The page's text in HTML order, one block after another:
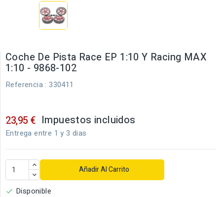
Coche De Pista Race EP 1:10 Y Racing MAX
1:10 - 9868-102
Referencia : 330411
23,95 € Impuestos incluidos
Entrega entre 1 y 3 dias
Añadir Al Carrito
 Disponible